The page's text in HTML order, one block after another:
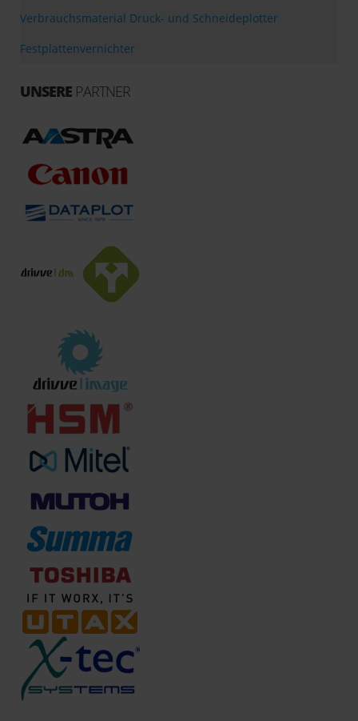
Verbrauchsmaterial Druck- und Schneideplotter
Festplattenvernichter
UNSERE PARTNER